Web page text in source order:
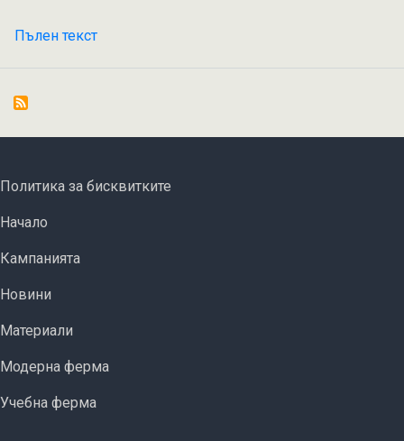
Пълен текст
междублоковите
FOOTER MENU
Политика за бисквитките
ОСНОВНА НАВИГАЦИЯ
Начало
Кампанията
Новини
Материали
Модерна ферма
Учебна ферма